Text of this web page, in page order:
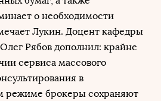
о необходимости
Лукин. Доцент кафедры
Рябов дополнил: крайне
сервиса массового
в
режиме брокеры сохраняют